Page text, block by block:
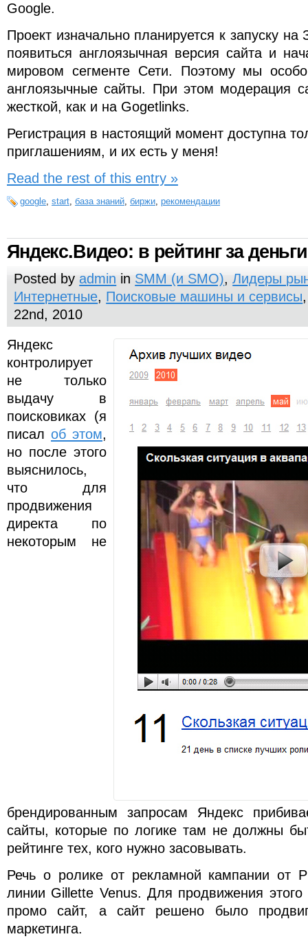
Google.
Проект изначально планируется к запуску
появиться англоязычная версия сайта и
мировом сегменте Сети. Поэтому мы
англоязычные сайты. При этом модерация
жесткой, как и на Gogetlinks.
Регистрация в настоящий момент доступна
приглашениям, и их есть у меня!
Read the rest of this entry »
google, start, база знаний, биржи, рекомендации
Яндекс.Видео: в рейтинг за
Posted byadmin in SMM (и SMO),Лидеры
Интернетные, Поисковые машины и сервисы
22nd, 2010
Яндекс
контролирует
не только
выдачу в
поисковиках (я
писал об этом,
но после этого
выяснилось,
что для
продвижения
директа по
некоторым не
брендированным запросам Яндекс
сайты, которые по логике там не должны
рейтинге тех, кого нужно засовывать.
Речь о ролике от рекламной кампании от
линии Gillette Venus. Для продвижения этого
промо сайт, а сайт решено было
маркетинга.